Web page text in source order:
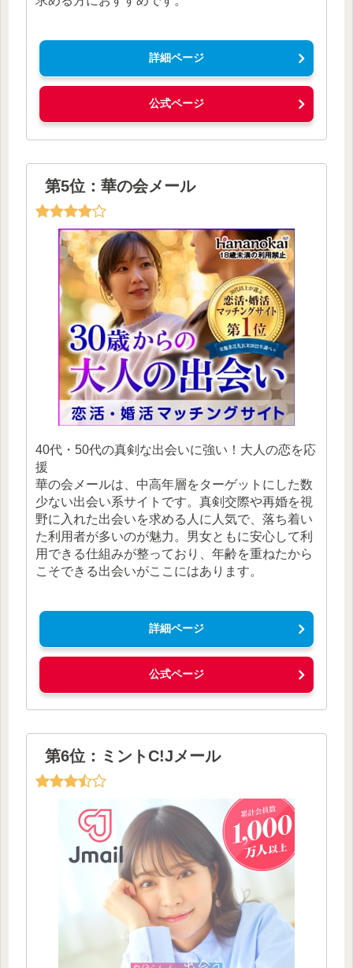
詳細ページ
公式ページ
第5位：華の会メール
40代・50代の真剣な出会いに強い！大人の恋を応
援
華の会メールは、中高年層をターゲットにした数
少ない出会い系サイトです。真剣交際や再婚を視
野に入れた出会いを求める人に人気で、落ち着い
た利用者が多いのが魅力。男女ともに安心して利
用できる仕組みが整っており、年齢を重ねたから
こそできる出会いがここにはあります。
詳細ページ
公式ページ
第6位：ミントC!Jメール